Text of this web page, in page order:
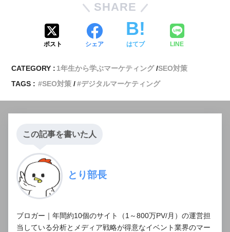
SHARE
ポスト シェア はてブ LINE
CATEGORY : 1年生から学ぶマーケティング SEO対策
TAGS :
SEO対策 デジタルマーケティング
この記事を書いた人
とり部長
ブロガー｜年間約10個のサイト（1～800万PV/月）の運営担
当している分析とメディア戦略が得意なイベント業界のマー